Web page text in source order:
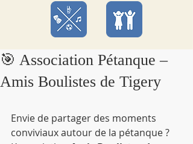
🎯 Association Pétanque –
Amis Boulistes de Tigery
Envie de partager des moments
conviviaux autour de la pétanque ?